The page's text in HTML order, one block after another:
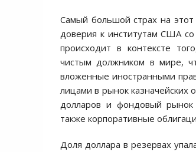
Самый большой страх на
доверия к институтам США
происходит в контексте
чистым должником в мире,
вложенные иностранными
лицами в рынок
долларов и фондовый
также корпоративные
Доля доллара в резервах